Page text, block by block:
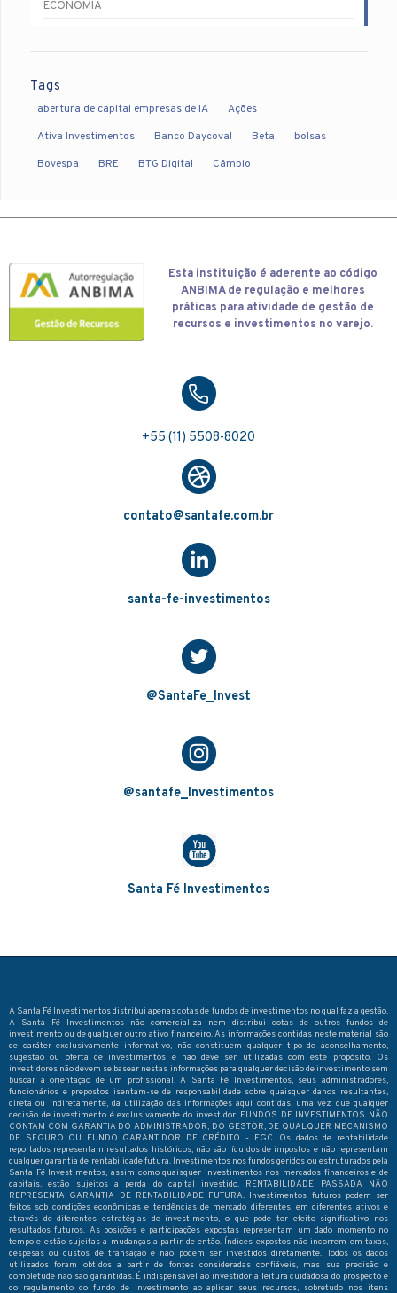
ECONOMIA
Tags
abertura de capital empresas de IA
Ações
Ativa Investimentos
Banco Daycoval Beta
bolsas
Bovespa
BRE BTG Digital Câmbio
Esta instituição é aderente ao código
ANBIMA de regulação e melhores
práticas para atividade de gestão de
recursos e investimentos no varejo.
+55 (11) 5508-8020
contato@santafe.com.br
santa-fe-investimentos
@SantaFe_Invest
@santafe_Investimentos
Santa Fé Investimentos
A Santa Fé Investimentos distribui apenas cotas de fundos de investimentos no qual faz a gestão.
A Santa Fé Investimentos não comercializa nem distribui cotas de outros fundos de
investimento ou de qualquer outro ativo financeiro. As informações contidas neste material são
de caráter exclusivamente informativo, não constituem qualquer tipo de aconselhamento,
sugestão ou oferta de investimentos e não deve ser utilizadas com este propósito. Os
investidores não devem se basear nestas informações para qualquer decisão de investimento sem
buscar a orientação de um profissional. A Santa Fé Investimentos, seus administradores,
funcionários e prepostos isentam-se de responsabilidade sobre quaisquer danos resultantes,
direta ou indiretamente, da utilização das informações aqui contidas, uma vez que qualquer
decisão de investimento é exclusivamente do investidor. FUNDOS DE INVESTIMENTOS NÃO
CONTAM COM GARANTIA DO ADMINISTRADOR, DO GESTOR, DE QUALQUER MECANISMO
DE SEGURO OU FUNDO GARANTIDOR DE CRÉDITO - FGC. Os dados de rentabilidade
reportados representam resultados históricos, não são líquidos de impostos e não representam
qualquer garantia de rentabilidade futura. Investimentos nos fundos geridos ou estruturados pela
Santa Fé Investimentos, assim como quaisquer investimentos nos mercados financeiros e de
capitais, estão sujeitos a perda do capital investido. RENTABILIDADE PASSADA NÃO
REPRESENTA GARANTIA DE RENTABILIDADE FUTURA. Investimentos futuros podem ser
feitos sob condições econômicas e tendências de mercado diferentes, em diferentes ativos e
através de diferentes estratégias de investimento, o que pode ter efeito significativo nos
resultados futuros. As posições e participações expostas representam um dado momento no
tempo e estão sujeitas a mudanças a partir de então. Índices expostos não incorrem em taxas,
despesas ou custos de transação e não podem ser investidos diretamente. Todos os dados
utilizados foram obtidos a partir de fontes consideradas confiáveis, mas sua precisão e
completude não são garantidas. É indispensável ao investidor a leitura cuidadosa do prospecto e
do regulamento do fundo de investimento ao aplicar seus recursos, sobretudo nos itens